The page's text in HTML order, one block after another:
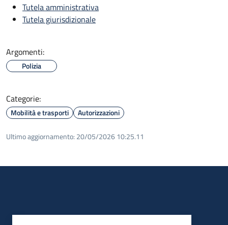
Tutela amministrativa
Tutela giurisdizionale
Argomenti:
Polizia
Categorie:
Mobilità e trasporti Autorizzazioni
Ultimo aggiornamento: 20/05/2026 10:25.11